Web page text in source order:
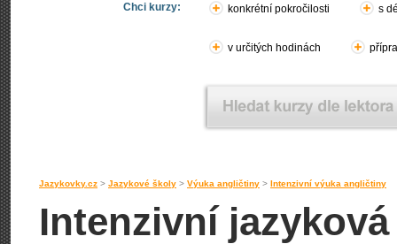
Chci kurzy: konkrétní pokročilosti s
v určitých hodinách
Jazykovky.cz > Jazykové školy > Výuka angličtiny > Intenzivní výuka angličtiny
Intenzivní